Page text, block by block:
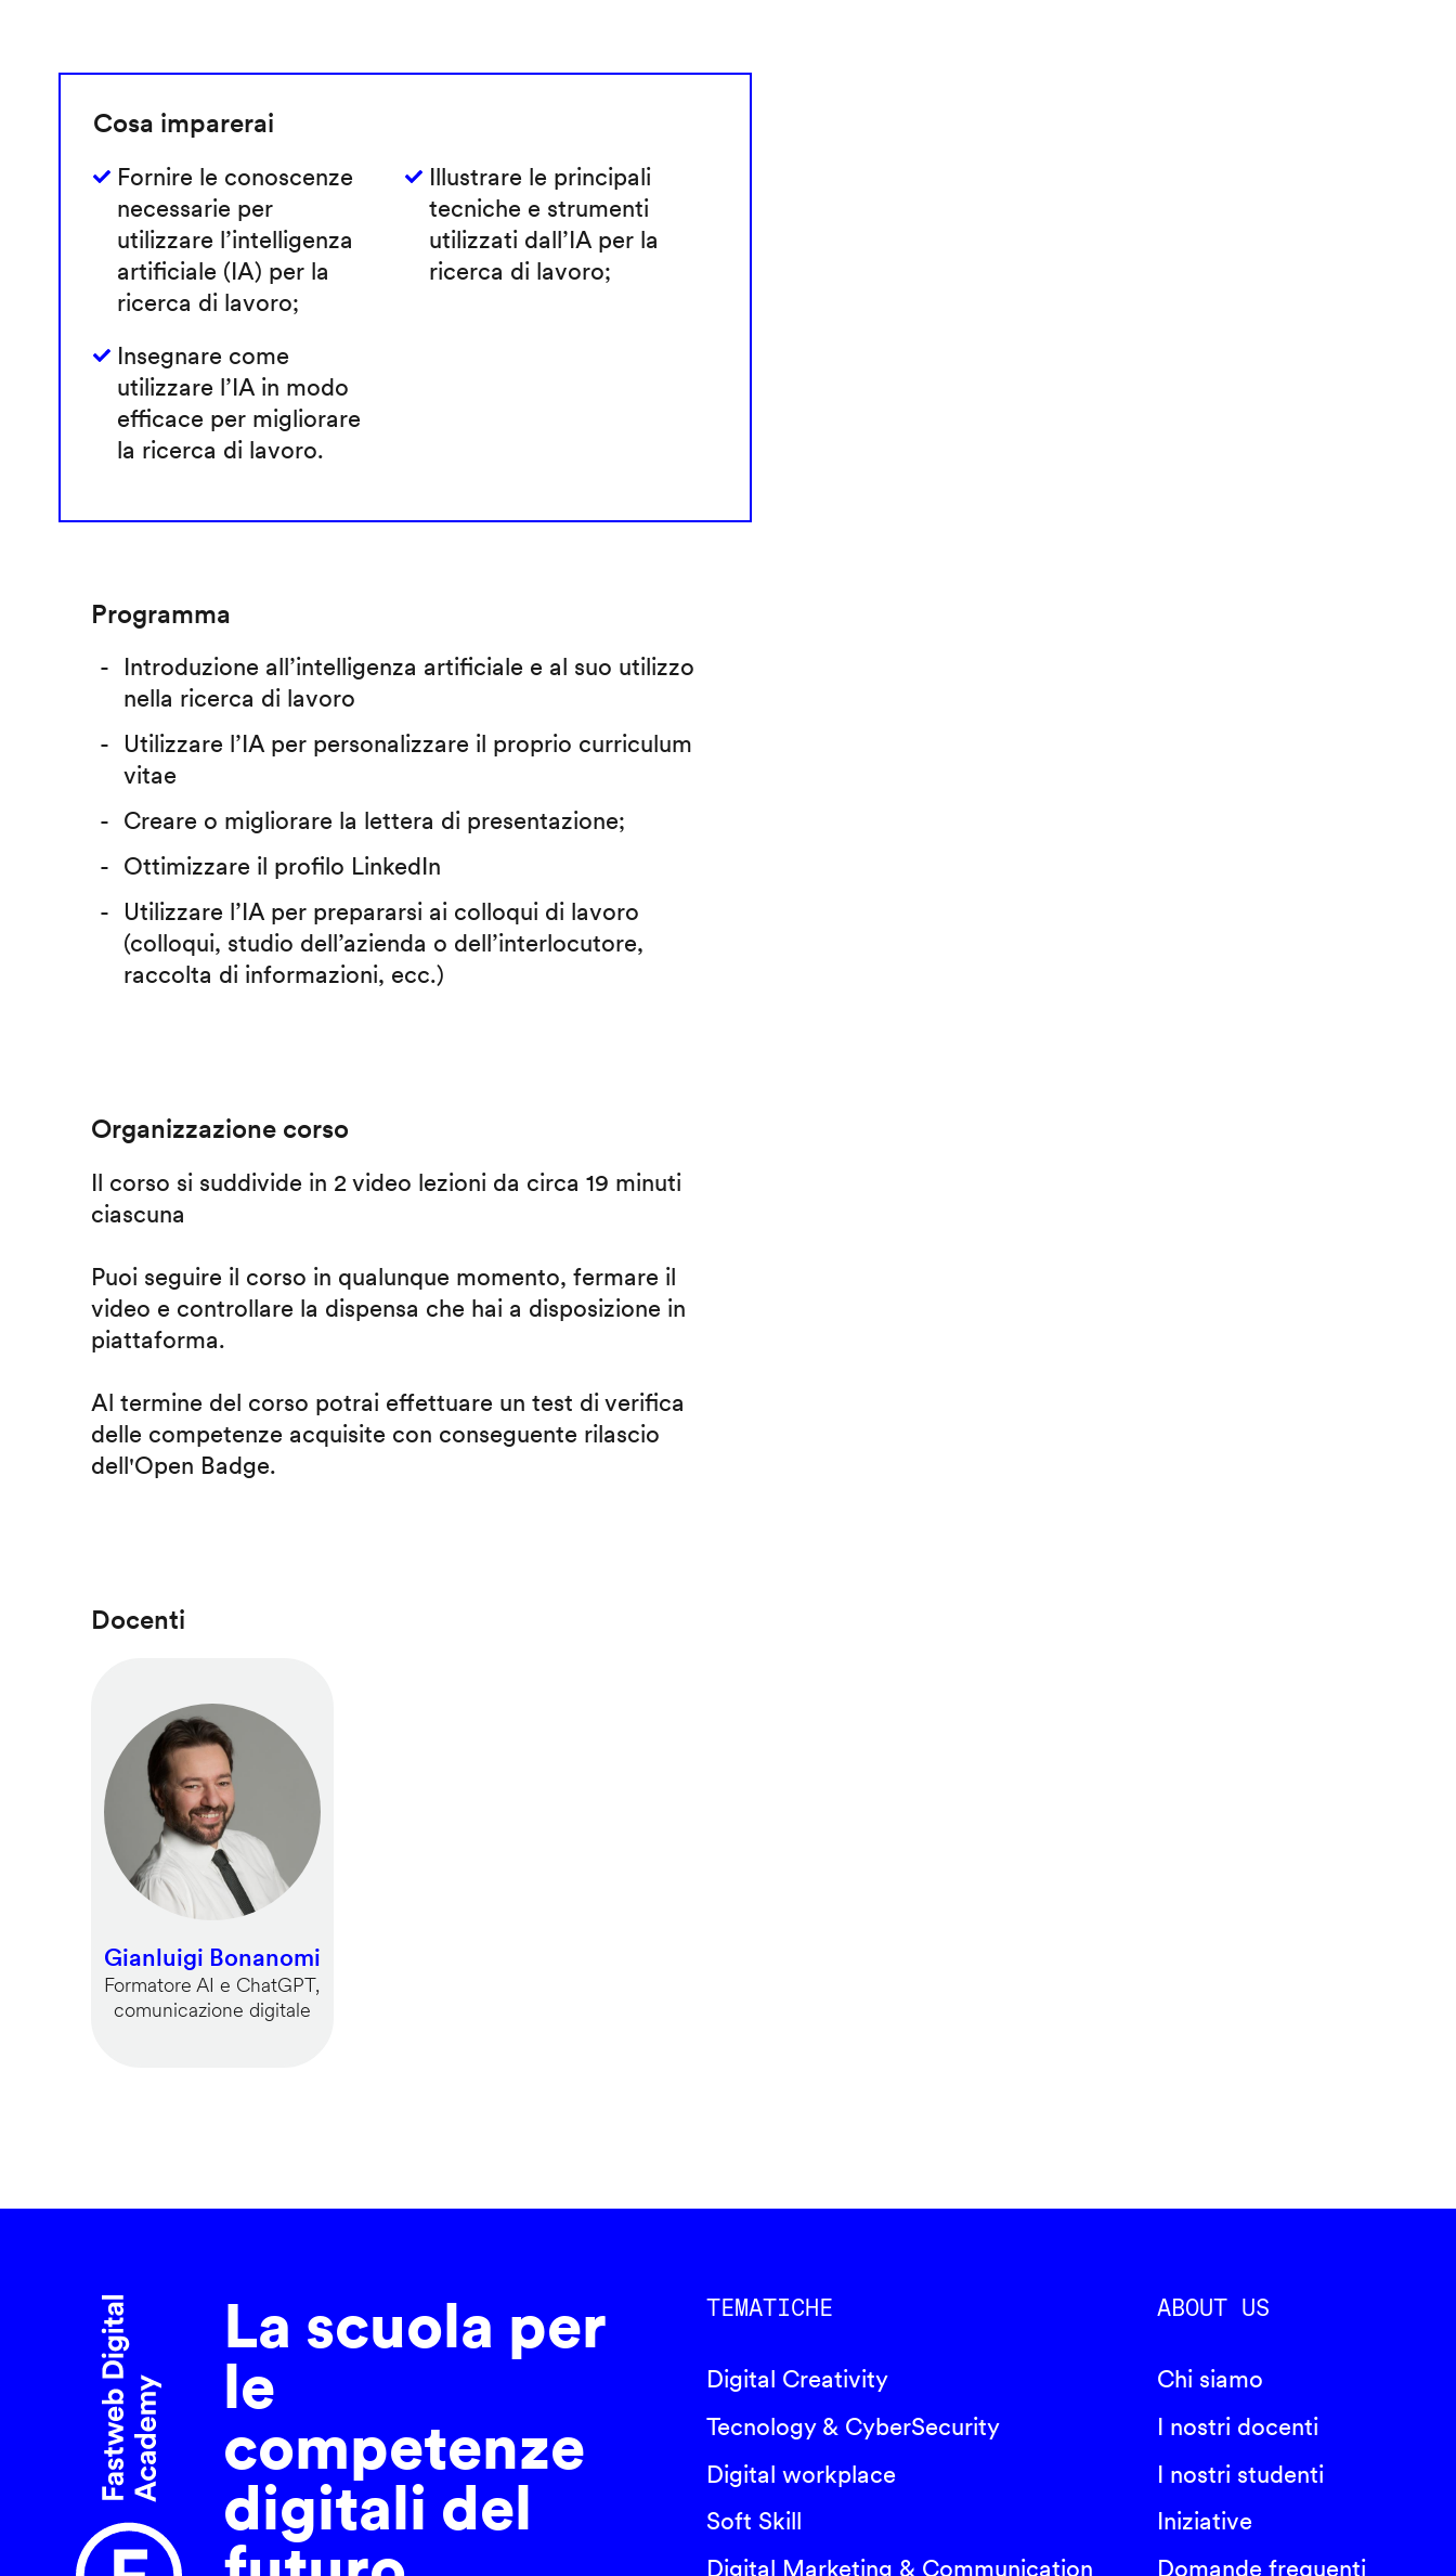
Cosa imparerai
Fornire le conoscenze
necessarie per
utilizzare l’intelligenza
artificiale (IA) per la
ricerca di lavoro;
Illustrare le principali
tecniche e strumenti
utilizzati dall’IA per la
ricerca di lavoro;
Insegnare come
utilizzare l’IA in modo
efficace per migliorare
la ricerca di lavoro.
Programma
Introduzione all’intelligenza artificiale e al suo utilizzo
nella ricerca di lavoro
Utilizzare l’IA per personalizzare il proprio curriculum
vitae
Creare o migliorare la lettera di presentazione;
Ottimizzare il profilo LinkedIn
Utilizzare l’IA per prepararsi ai colloqui di lavoro
(colloqui, studio dell’azienda o dell’interlocutore,
raccolta di informazioni, ecc.)
Organizzazione corso
Il corso si suddivide in 2 video lezioni da circa 19 minuti
ciascuna
Puoi seguire il corso in qualunque momento, fermare il
video e controllare la dispensa che hai a disposizione in
piattaforma.
Al termine del corso potrai effettuare un test di verifica
delle competenze acquisite con conseguente rilascio
dell'Open Badge.
Docenti
Gianluigi Bonanomi
Formatore AI e ChatGPT,
comunicazione digitale
La scuola per
le
competenze
digitali del
TEMATICHE
Digital Creativity
Tecnology & CyberSecurity
Digital workplace
Soft Skill
Digital Marketing & Communication
ABOUT US
Chi siamo
I nostri docenti
I nostri studenti
Iniziative
Domande frequenti